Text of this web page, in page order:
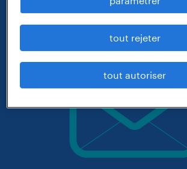
tout rejeter
tout autoriser